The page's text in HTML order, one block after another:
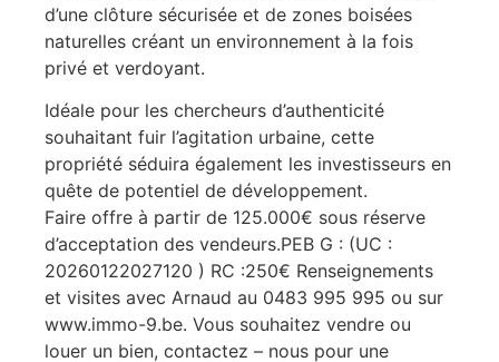
d’une clôture sécurisée et de zones boisées
naturelles créant un environnement à la fois
privé et verdoyant.
Idéale pour les chercheurs d’authenticité
souhaitant fuir l’agitation urbaine, cette
propriété séduira également les investisseurs en
quête de potentiel de développement.
Faire offre à partir de 125.000€ sous réserve
d’acceptation des vendeurs.PEB G : (UC :
20260122027120 ) RC :250€ Renseignements
et visites avec Arnaud au 0483 995 995 ou sur
www.immo-9.be. Vous souhaitez vendre ou
louer un bien, contactez – nous pour une